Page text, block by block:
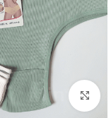
بزرگنمایی تصویر